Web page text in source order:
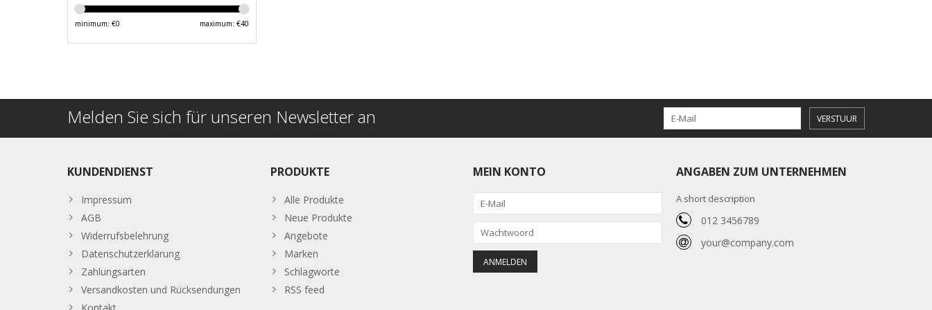
minimum: €0 maximum: €40
Melden Sie sich für unseren Newsletter an VERSTUUR
KUNDENDIENST
Impressum
AGB
Widerrufsbelehrung
Datenschutzerklärung
Zahlungsarten
Versandkosten und Rücksendungen
PRODUKTE
Alle Produkte
Neue Produkte
Angebote
Marken
Schlagworte
RSS feed
MEIN KONTO ANGABEN ZUM UNTERNEHMEN
A short description
012 3456789
your@company.com